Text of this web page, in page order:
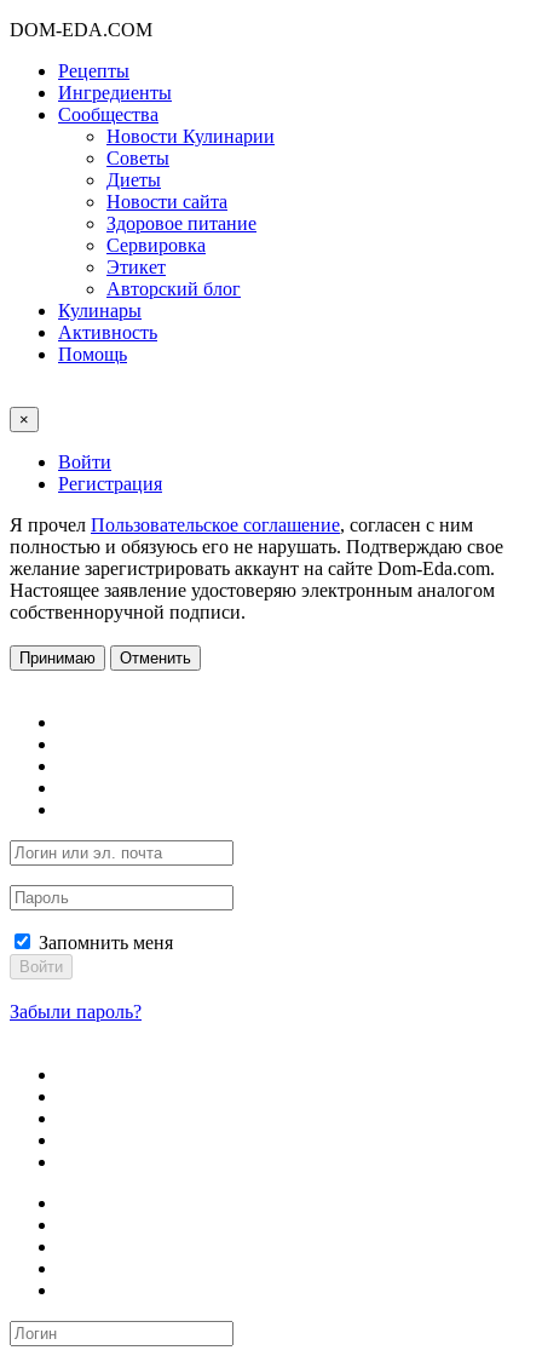
DOM-EDA.COM
Рецепты
Ингредиенты
Сообщества
Новости Кулинарии
Советы
Диеты
Новости сайта
Здоровое питание
Сервировка
Этикет
Авторский блог
Кулинары
Активность
Помощь
×
Войти
Регистрация
Я прочел Пользовательское соглашение, согласен с ним
полностью и обязуюсь его не нарушать. Подтверждаю свое
желание зарегистрировать аккаунт на сайте Dom-Eda.com.
Настоящее заявление удостоверяю электронным аналогом
собственноручной подписи.
Принимаю Отменить
Запомнить меня
Войти
Забыли пароль?